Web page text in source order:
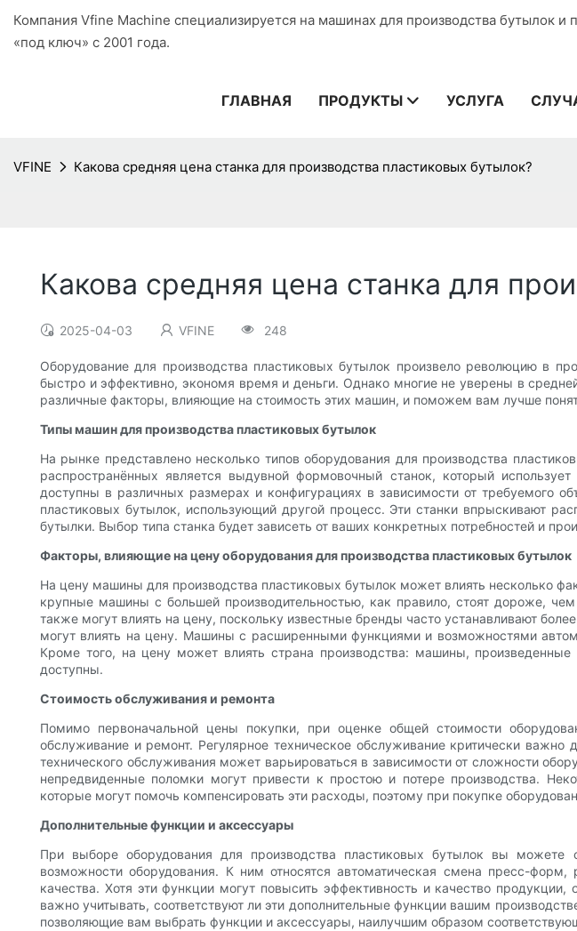
Компания Vfine Machine специализируется на машинах для производства бутылок и
«под ключ» с 2001 года.
ГЛАВНАЯ ПРОДУКТЫ УСЛУГА
VFINE Какова средняя цена станка для производства пластиковых бутылок?
Какова средняя цена станка для
2025-04-03 VFINE 248
Оборудование для производства пластиковых бутылок произвело революцию в
быстро и эффективно, экономя время и деньги. Однако многие не уверены в
различные факторы, влияющие на стоимость этих машин, и поможем вам лучше
Типы машин для производства пластиковых бутылок
На рынке представлено несколько типов оборудования для производства
распространённых является выдувной формовочный станок, который
доступны в различных размерах и конфигурациях в зависимости от требуемого
пластиковых бутылок, использующий другой процесс. Эти станки впрыскивают
бутылки. Выбор типа станка будет зависеть от ваших конкретных потребностей и
Факторы, влияющие на цену оборудования для производства пластиковых бутылок
На цену машины для производства пластиковых бутылок может влиять несколько
крупные машины с большей производительностью, как правило, стоят дороже,
также могут влиять на цену, поскольку известные бренды часто устанавливают
могут влиять на цену. Машины с расширенными функциями и возможностями
Кроме того, на цену может влиять страна производства: машины,
доступны.
Стоимость обслуживания и ремонта
Помимо первоначальной цены покупки, при оценке общей стоимости
обслуживание и ремонт. Регулярное техническое обслуживание критически
технического обслуживания может варьироваться в зависимости от сложности
непредвиденные поломки могут привести к простою и потере производства.
которые могут помочь компенсировать эти расходы, поэтому при покупке
Дополнительные функции и аксессуары
При выборе оборудования для производства пластиковых бутылок вы
возможности оборудования. К ним относятся автоматическая смена пресс-
качества. Хотя эти функции могут повысить эффективность и качество
важно учитывать, соответствуют ли эти дополнительные функции вашим
позволяющие вам выбрать функции и аксессуары, наилучшим образом